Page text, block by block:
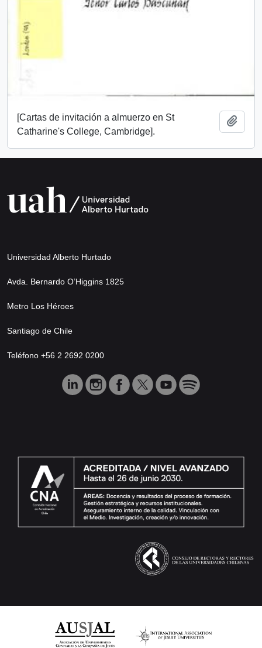
[Cartas de invitación a almuerzo en St
Catharine's College, Cambridge].
Universidad Alberto Hurtado
Avda. Bernardo O’Higgins 1825
Metro Los Héroes
Santiago de Chile
Teléfono +56 2 2692 0200